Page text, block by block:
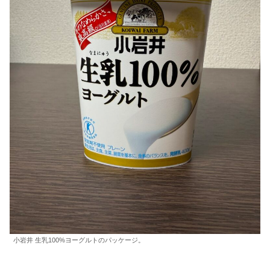
小岩井 生乳100%ヨーグルトのパッケージ。